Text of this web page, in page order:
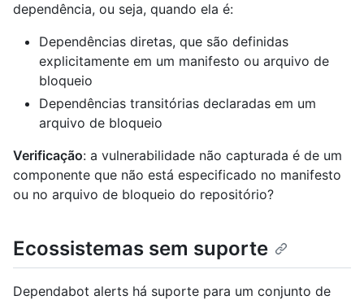
dependência, ou seja, quando ela é:
Dependências diretas, que são definidas
explicitamente em um manifesto ou arquivo de
bloqueio
Dependências transitórias declaradas em um
arquivo de bloqueio
Verificação: a vulnerabilidade não capturada é de um
componente que não está especificado no manifesto
ou no arquivo de bloqueio do repositório?
Ecossistemas sem suporte
Dependabot alerts há suporte para um conjunto de